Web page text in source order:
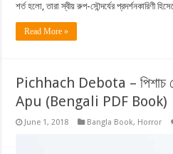
শর্ত হলো, তারা স্বীয় রুপ-সৌন্দর্যের প্রদর্শনকারিণী
Read More »
Pichhach Debota – পিশাচ
Apu (Bengali PDF Book)
June 1, 2018 Bangla Book, Horror